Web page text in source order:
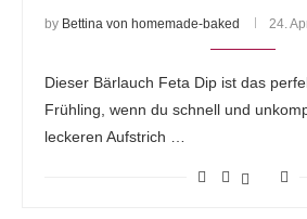
by Bettina von homemade-baked 24.
Dieser Bärlauch Feta Dip ist das
Frühling, wenn du schnell und
leckeren Aufstrich …